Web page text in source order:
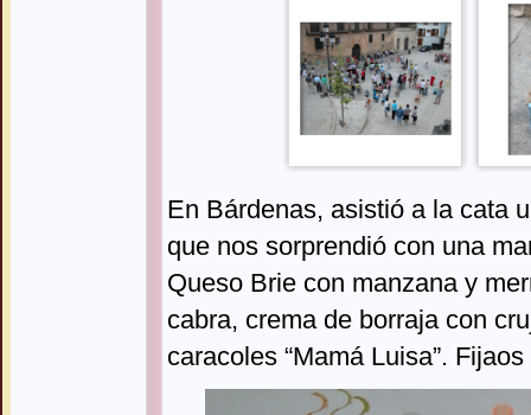
En Bárdenas, asistió a la cata
que nos sorprendió con una
Queso Brie con manzana y
cabra, crema de borraja con
caracoles “Mamá Luisa”.